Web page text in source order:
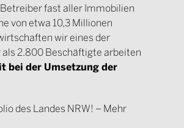
fast aller Immobilien
von etwa 10,3 Millionen
wir eines der
als 2.800 Beschäftigte arbeiten
bei der Umsetzung der
des Landes NRW! – Mehr